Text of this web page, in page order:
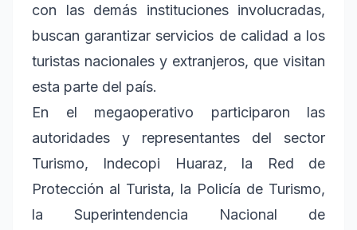
con las demás instituciones involucradas,
buscan garantizar servicios de calidad a los
turistas nacionales y extranjeros, que visitan
esta parte del país.
En el megaoperativo participaron las
autoridades y representantes del sector
Turismo, Indecopi Huaraz, la Red de
Protección al Turista, la Policía de Turismo,
la Superintendencia Nacional de